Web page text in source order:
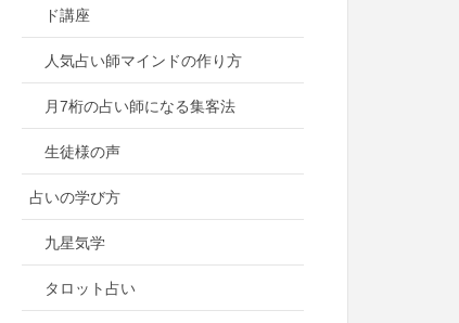
ド講座
人気占い師マインドの作り方
月7桁の占い師になる集客法
生徒様の声
占いの学び方
九星気学
タロット占い